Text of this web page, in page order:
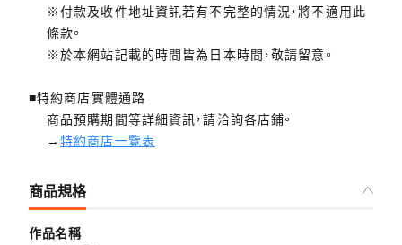
※付款及收件地址資訊若有不完整的情況，將不適用此
條款。
※於本網站記載的時間皆為日本時間，敬請留意。
■特約商店實體通路
商品預購期間等詳細資訊，請洽詢各店鋪。
→特約商店一覽表
商品規格
作品名稱